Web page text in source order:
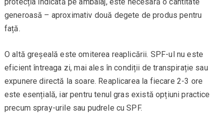
generoasă – aproximativ două degete de produs pentru
față.
O altă greșeală este omiterea reaplicării. SPF-ul nu este
eficient întreaga zi, mai ales în condiții de transpirație sau
expunere directă la soare. Reaplicarea la fiecare 2-3 ore
este esențială, iar pentru tenul gras există opțiuni practice
precum spray-urile sau pudrele cu SPF.